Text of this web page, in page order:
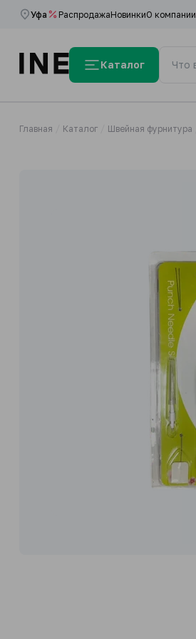
Уфа РаспродажаНовинкиО компании
Каталог
Главная Каталог Швейная фурнитура